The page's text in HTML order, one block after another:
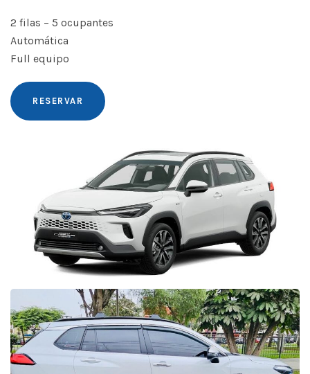
2 filas – 5 ocupantes
Automática
Full equipo
RESERVAR